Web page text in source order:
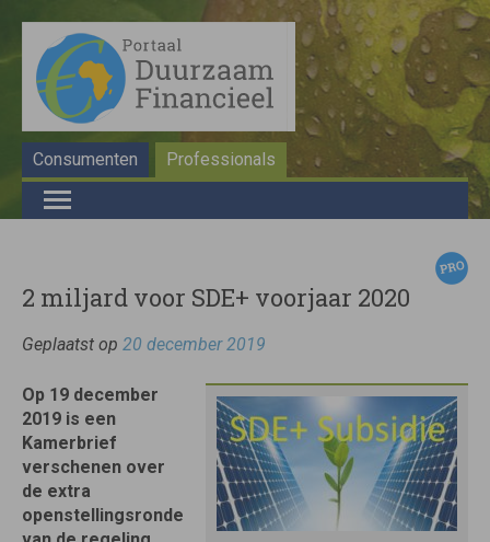
Consumenten Professionals
2 miljard voor SDE+ voorjaar 2020
Geplaatst op 20 december 2019
Op 19 december
2019 is een
Kamerbrief
verschenen over
de extra
openstellingsronde